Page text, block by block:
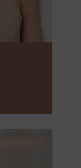
Baroni